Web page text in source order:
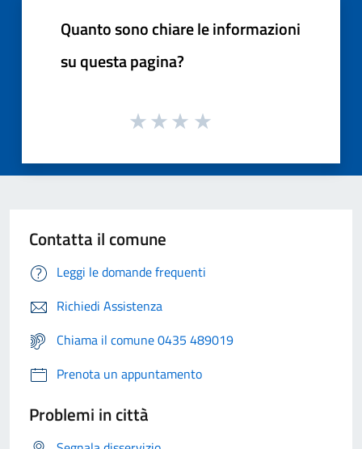
Quanto sono chiare le informazioni
su questa pagina?
Contatta il comune
Leggi le domande frequenti
Richiedi Assistenza
Chiama il comune 0435 489019
Prenota un appuntamento
Problemi in città